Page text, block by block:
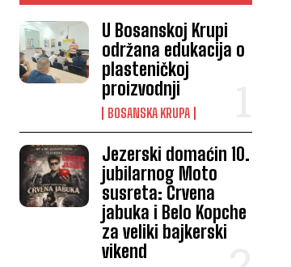
U Bosanskoj Krupi
održana edukacija o
plasteničkoj
proizvodnji
BOSANSKA KRUPA
Jezerski domaćin 10.
jubilarnog Moto
susreta: Crvena
jabuka i Belo Kopche
za veliki bajkerski
vikend